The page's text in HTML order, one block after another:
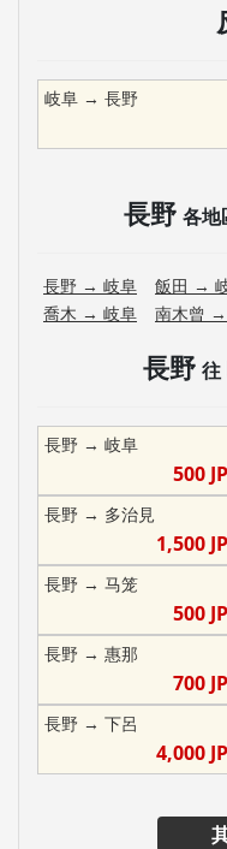
岐阜 → 長野
長野 各地
長野 → 岐阜 飯田 →
喬木 → 岐阜 南木曾 →
長野 往
長野 → 岐阜
500
長野 → 多治見
1,500
長野 → 马笼
500
長野 → 惠那
700
長野 → 下呂
4,000